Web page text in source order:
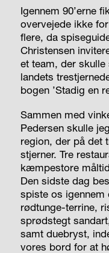
Igennem 90’erne
overvejede ikke
flere, da
Christensen
et team, der
landets
bogen ’Stadig en
Sammen med
Pedersen skulle
region, der på det
stjerner. Tre
kæmpestore
Den sidste dag
spiste os igennem
rødtunge-terrine,
sprødstegt
samt duebryst,
vores bord for at